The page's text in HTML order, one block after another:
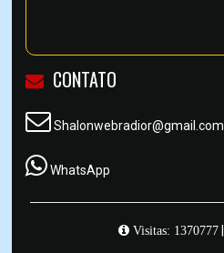
CONTATO
Shalonwebradior@gmail.com
WhatsApp
Visitas: 1370777|